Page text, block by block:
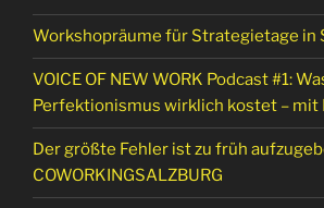
Workshopräume für Strategietage in
VOICE OF NEW WORK Podcast #1:
Perfektionismus wirklich kostet – mit
Der größte Fehler ist zu früh
COWORKINGSALZBURG